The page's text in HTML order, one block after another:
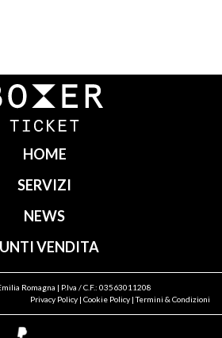
HOME
SERVIZI
NEWS
VENDITA
Romagna | P.Iva / C.F.: 03563011208
Privacy Policy | Cookie Policy |Termini & Condizioni